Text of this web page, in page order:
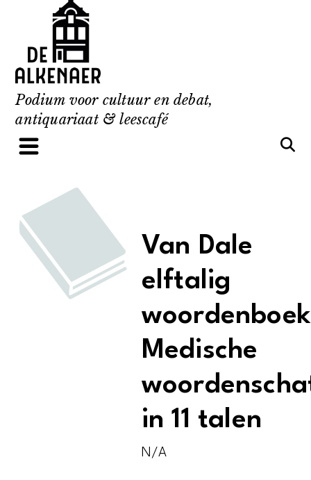
content
Podium voor cultuur en debat,
antiquariaat & leescafé
Van Dale
elftalig
Medische
in 11 talen
N/A